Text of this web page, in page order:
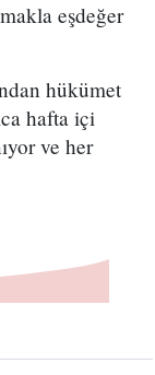
eşdeğer
hükümet
hafta içi
ve her